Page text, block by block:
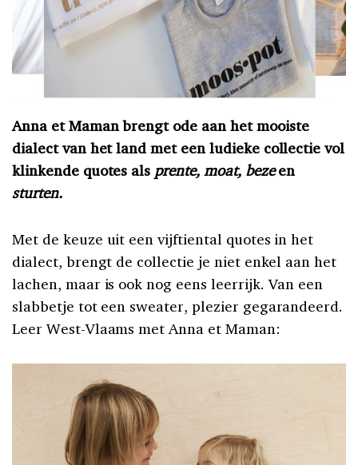
Anna et Maman brengt ode aan het mooiste
dialect van het land met een ludieke collectie vol
klinkende quotes als prente, moat, bezeen
sturten.
Met de keuze uit een vijftiental quotes in het
dialect, brengt de collectie je niet enkel aan het
lachen, maar is ook nog eens leerrijk. Van een
slabbetje tot een sweater, plezier gegarandeerd.
Leer West-Vlaams met Anna et Maman: